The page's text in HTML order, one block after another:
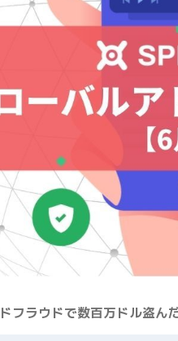
フラウドで数百万ドル盗ん